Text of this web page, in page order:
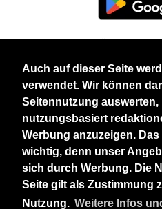
Auch auf dieser Seite
verwendet. Wir können
Seitennutzung auswerten,
nutzungsbasiert
Werbung anzuzeigen.
wichtig, denn unser
sich durch Werbung. Die
Seite gilt als Zustimmung
Nutzung. Weitere Infos
Datenschutzerklärung
Nehmen Sie Kontakt mit
Unsere
BlackAndBeauties